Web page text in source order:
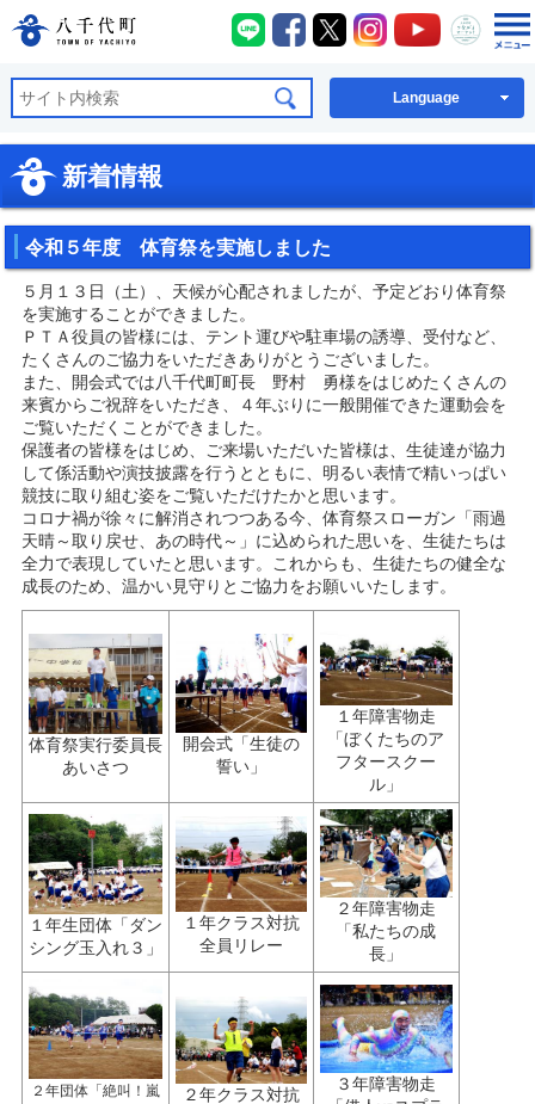
八千代町公式ホームページ
八千代町LINE
八千代町Facebook
八千代町X八千代町Instagram
八千代町
八千
Language
新着情報
令和５年度 体育祭を実施しました
５月１３日（土）、天候が心配されましたが、予定どおり体育祭
を実施することができました。
ＰＴＡ役員の皆様には、テント運びや駐車場の誘導、受付など、
たくさんのご協力をいただきありがとうございました。
また、開会式では八千代町町長 野村 勇様をはじめたくさんの
来賓からご祝辞をいただき、４年ぶりに一般開催できた運動会を
ご覧いただくことができました。
保護者の皆様をはじめ、ご来場いただいた皆様は、生徒達が協力
して係活動や演技披露を行うとともに、明るい表情で精いっぱい
競技に取り組む姿をご覧いただけたかと思います。
コロナ禍が徐々に解消されつつある今、体育祭スローガン「雨過
天晴～取り戻せ、あの時代～」に込められた思いを、生徒たちは
全力で表現していたと思います。これからも、生徒たちの健全な
成長のため、温かい見守りとご協力をお願いいたします。
体育祭実行委員長
あいさつ
開会式「生徒の
誓い」
１年障害物走
「ぼくたちのア
フタースクー
ル」
１年生団体「ダン
シング玉入れ３」
１年クラス対抗
全員リレー
２年障害物走
「私たちの成
長」
２年団体「絶叫！嵐
２年クラス対抗
３年障害物走